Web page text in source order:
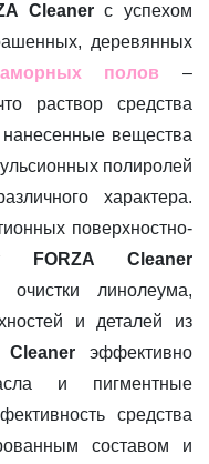
Cleanerс успехом
деревянных
полов –
раствор средства
вещества
полиролей
характера.
поверхностно-
FORZA Cleaner
линолеума,
и деталей из
Cleaner эффективно
и пигментные
средства
составом и